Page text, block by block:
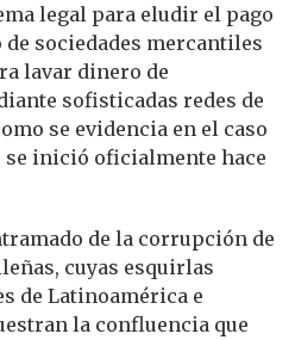
legal para eludir el pago
sociedades mercantiles
lavar dinero de
sofisticadas redes de
se evidencia en el caso
se inició oficialmente hace
de la corrupción de
cuyas esquirlas
de Latinoamérica e
la confluencia que